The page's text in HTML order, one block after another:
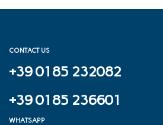
CONTACT US
+39 0185 232082
+39 0185 236601
WHATSAPP